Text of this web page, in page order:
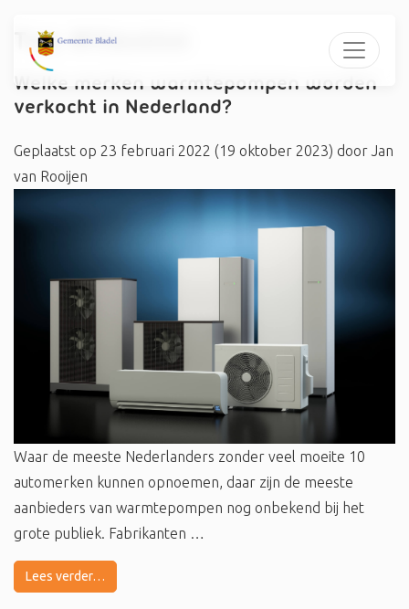
Tag:#Clausius
Welke merken warmtepompen worden
verkocht in Nederland?
Geplaatst op 23 februari 2022 (19 oktober 2023) door Jan
van Rooijen
Waar de meeste Nederlanders zonder veel moeite 10
automerken kunnen opnoemen, daar zijn de meeste
aanbieders van warmtepompen nog onbekend bij het
grote publiek. Fabrikanten …
Lees verder…